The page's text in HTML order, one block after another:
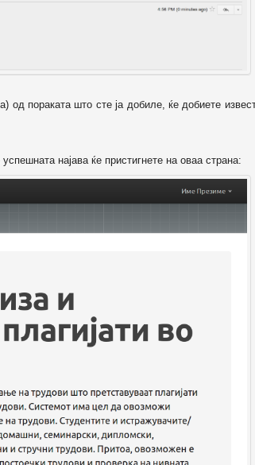
од пораката што сте ја добиле, ќе добиете
најава ќе пристигнете на оваа страна: